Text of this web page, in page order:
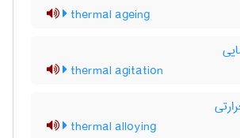
thermal ageing
thermal agitation
thermal alloying